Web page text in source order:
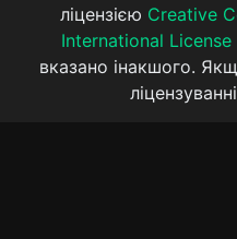
ліцензією Creative
International License
вказано інакшого.
ліцензуванні